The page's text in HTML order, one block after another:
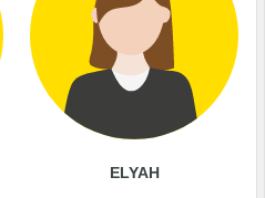
ELYAH